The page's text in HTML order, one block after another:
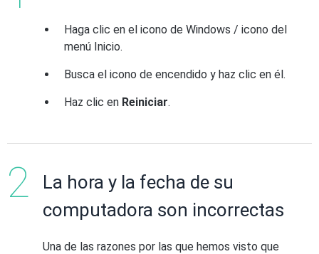
Haga clic en el icono de Windows / icono del
menú Inicio.
Busca el icono de encendido y haz clic en él.
Haz clic en Reiniciar.
La hora y la fecha de su
computadora son incorrectas
Una de las razones por las que hemos visto que